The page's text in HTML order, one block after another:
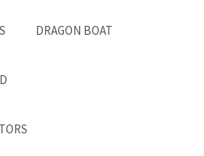
DRAGON BOAT